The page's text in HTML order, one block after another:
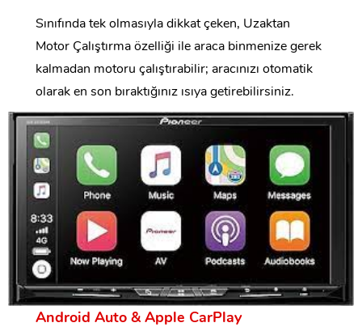
Sınıfında tek olmasıyla dikkat çeken, Uzaktan
Motor Çalıştırma özelliği ile araca binmenize gerek
kalmadan motoru çalıştırabilir; aracınızı otomatik
olarak en son bıraktığınız ısıya getirebilirsiniz.
Android Auto & Apple CarPlay